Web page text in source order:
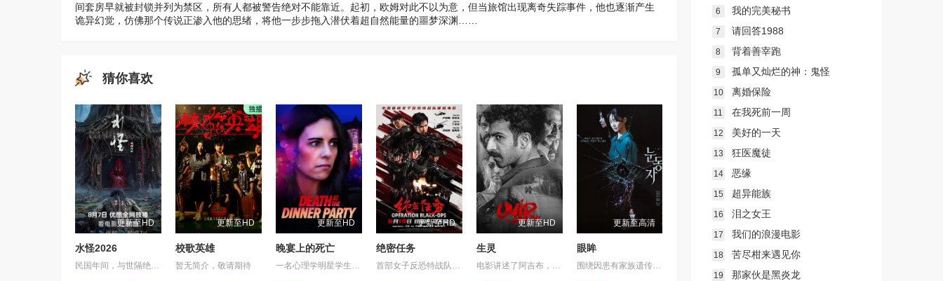
间套房早就被封锁并列为禁区，所有人都被警告绝对不能靠近。起初，欧姆对此不以为意，但当旅馆出现离奇失踪事件，他也逐渐产生
诡异幻觉，仿佛那个传说正渗入他的思绪，将他一步步拖入潜伏着超自然能量的噩梦深渊……
猜你喜欢
更新至HD
水怪2026
民国年间，与世隔绝的怪水村被湖中“水猴子”所扰。此物实为濒危水栖人猿，能模仿人言诱杀村民。少年水生幼年目睹父亲惨死其手，自此深陷恐惧。村中长老三叔公借祭祀之名行愚昧统治，以活人献祭暂息水怪，却埋下更深祸根。连年暴雨与人为侵扰激怒水猴子，袭击频发。当香兰之弟被食、其父莫叔反抗被杀，香兰决意以身献祭复仇。水生幡然觉醒，不再逃避，联合青年村民布设机关陷阱，假借献祭诱敌。恶战后水怪被擒，却于庆功夜破笼而出，血洗村庄，三叔公亦命丧其口。村民终于醒悟：迷信退让换不来平安。水生断发持叉，率众设伏，以智慧与血勇将水怪斩杀。晨光中，他与香兰相扶而立，唯有直面恐惧、团结抗争，方能驱散千年阴霾，重获新生。
更新至HD
校歌英雄
暂无简介，敬请期待
更新至HD
晚宴上的死亡
一名心理学明星学生在一次教师派对上死亡后，安德莉亚·吉布斯和她的儿子伊桑被卷入了著名教授艾伦·杰克逊的危险操纵之中——一个不惜一切代价掩盖真相的人。
更新至HD
绝密任务
首部女子反恐特战队电影，面对恐怖主义恶势力，“最飒女子反恐特战队”临危受命，精英队长陈梓静（于文文 饰）率队员金凤（卢靖姗 饰）、齐燕（蒋璐霞 饰）、宁宝儿（屈菁菁 饰）等全队出击，“绝密任务”限时12小时内完成！神秘人蝙蝠（余文乐 饰）笑里藏刀、正邪难辨，任务险度远超想象！机械骨骼铠甲装备、恐怖组织侵扰、病毒危机、导弹威胁轮番上阵……时间紧迫，危境当前，机智勇敢、巧战善战的她们能否绝地反击、力挽狂澜？
更新至HD
生灵
电影讲述了阿吉布，一名在坎努尔地区达玛达姆警察局实习的副督察的故事，根据真实事件改编。
更新至高清
眼眸
围绕因患有家族遗传病而导致视力逐渐丧失的摄影师瑞真展开。在面对跨越视力障碍、好不容易成为陶艺家却离奇身亡的双胞胎妹妹瑞音时，瑞真孤身一人踏上了挖掘死亡真相的道路，并在黑暗的边缘与隐藏的真相正面交锋。申敏儿在片中一人分饰两角。
6 我的完美秘书
7 请回答1988
8 背着善宰跑
9 孤单又灿烂的神：鬼怪
10 离婚保险
11 在我死前一周
12 美好的一天
13 狂医魔徒
14 恶缘
15 超异能族
16 泪之女王
17 我们的浪漫电影
18 苦尽柑来遇见你
19 那家伙是黑炎龙